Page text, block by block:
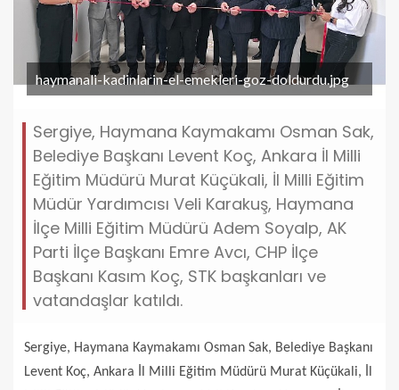
haymanali-kadinlarin-el-emekleri-goz-doldurdu.jpg
Sergiye, Haymana Kaymakamı Osman Sak,
Belediye Başkanı Levent Koç, Ankara İl Milli
Eğitim Müdürü Murat Küçükali, İl Milli Eğitim
Müdür Yardımcısı Veli Karakuş, Haymana
İlçe Milli Eğitim Müdürü Adem Soyalp, AK
Parti İlçe Başkanı Emre Avcı, CHP İlçe
Başkanı Kasım Koç, STK başkanları ve
vatandaşlar katıldı.
Sergiye, Haymana Kaymakamı Osman Sak, Belediye Başkanı
Levent Koç, Ankara İl Milli Eğitim Müdürü Murat Küçükali, İl